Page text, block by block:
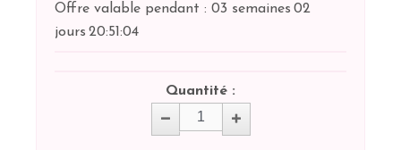
Offre valable pendant : 03 semaines 02
jours 20:51:04
Quantité :